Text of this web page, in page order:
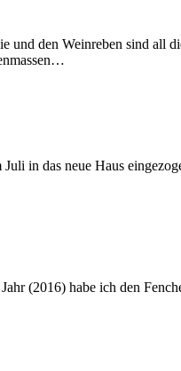
und den Weinreben sind all
in das neue Haus
(2016) habe ich den